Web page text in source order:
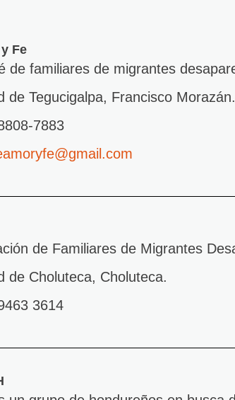
Fe
de familiares de migrantes
de Tegucigalpa, Francisco Morazán.
7883
de Familiares de Migrantes
de Choluteca, Choluteca.
3614